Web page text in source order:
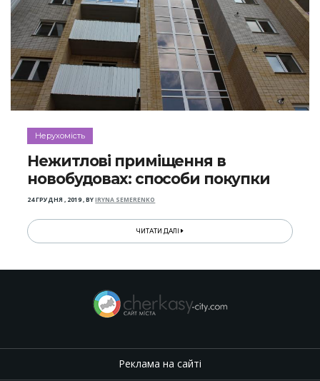
Нерухомість
Нежитлові приміщення в
новобудовах: способи покупки
24 ГРУДНЯ , 2019,BYIRYNA SEMERENKO
ЧИТАТИ ДАЛІ
Реклама на сайті